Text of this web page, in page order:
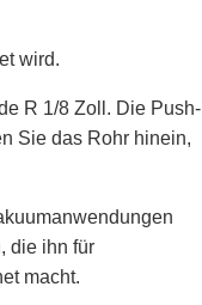
wird.
R 1/8 Zoll. Die Push-
Sie das Rohr hinein,
die ihn für
macht.